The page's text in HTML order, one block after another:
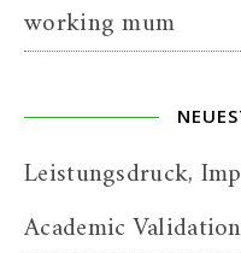
working mum
Leistungsdruck,
Academic